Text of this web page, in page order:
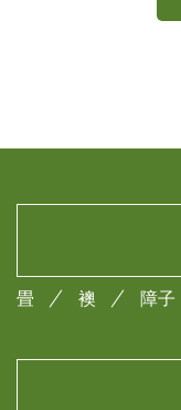
畳 襖 障子